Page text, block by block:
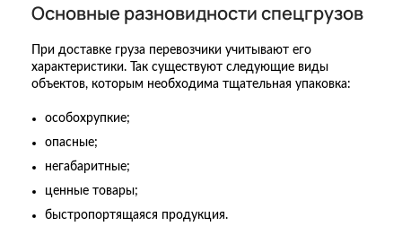
Основные разновидности спецгрузов
При доставке груза перевозчики учитывают его
характеристики. Так существуют следующие виды
объектов, которым необходима тщательная упаковка:
особохрупкие;
опасные;
негабаритные;
ценные товары;
быстропортящаяся продукция.